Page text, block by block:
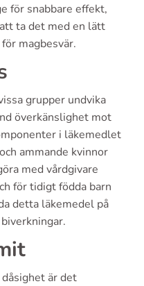
för snabbare effekt,
ta det med en lätt
magbesvär.
grupper undvika
överkänslighet mot
i läkemedlet
ammande kvinnor
med vårdgivare
för tidigt födda barn
detta läkemedel på
är det